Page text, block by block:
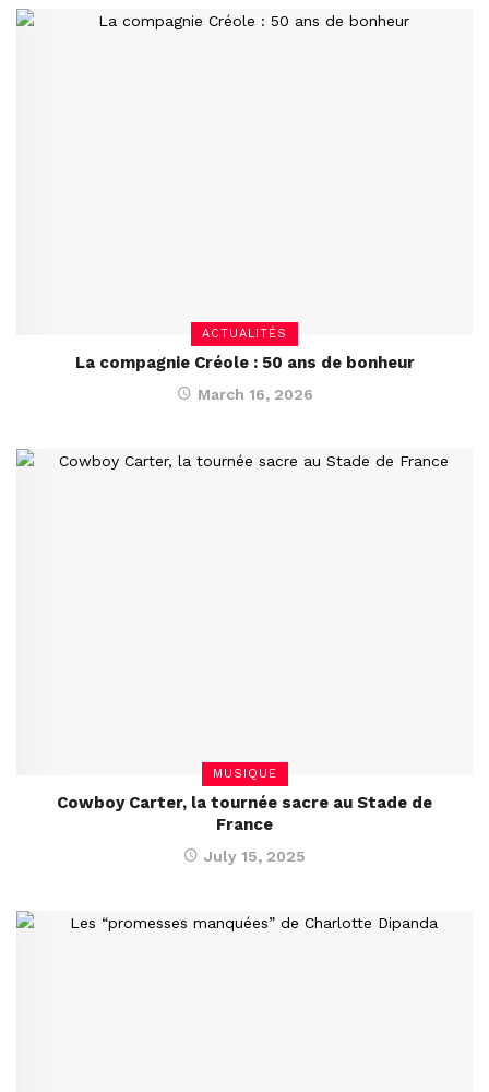
ACTUALITÉS
La compagnie Créole : 50 ans de bonheur
March 16, 2026
MUSIQUE
Cowboy Carter, la tournée sacre au Stade de
France
July 15, 2025